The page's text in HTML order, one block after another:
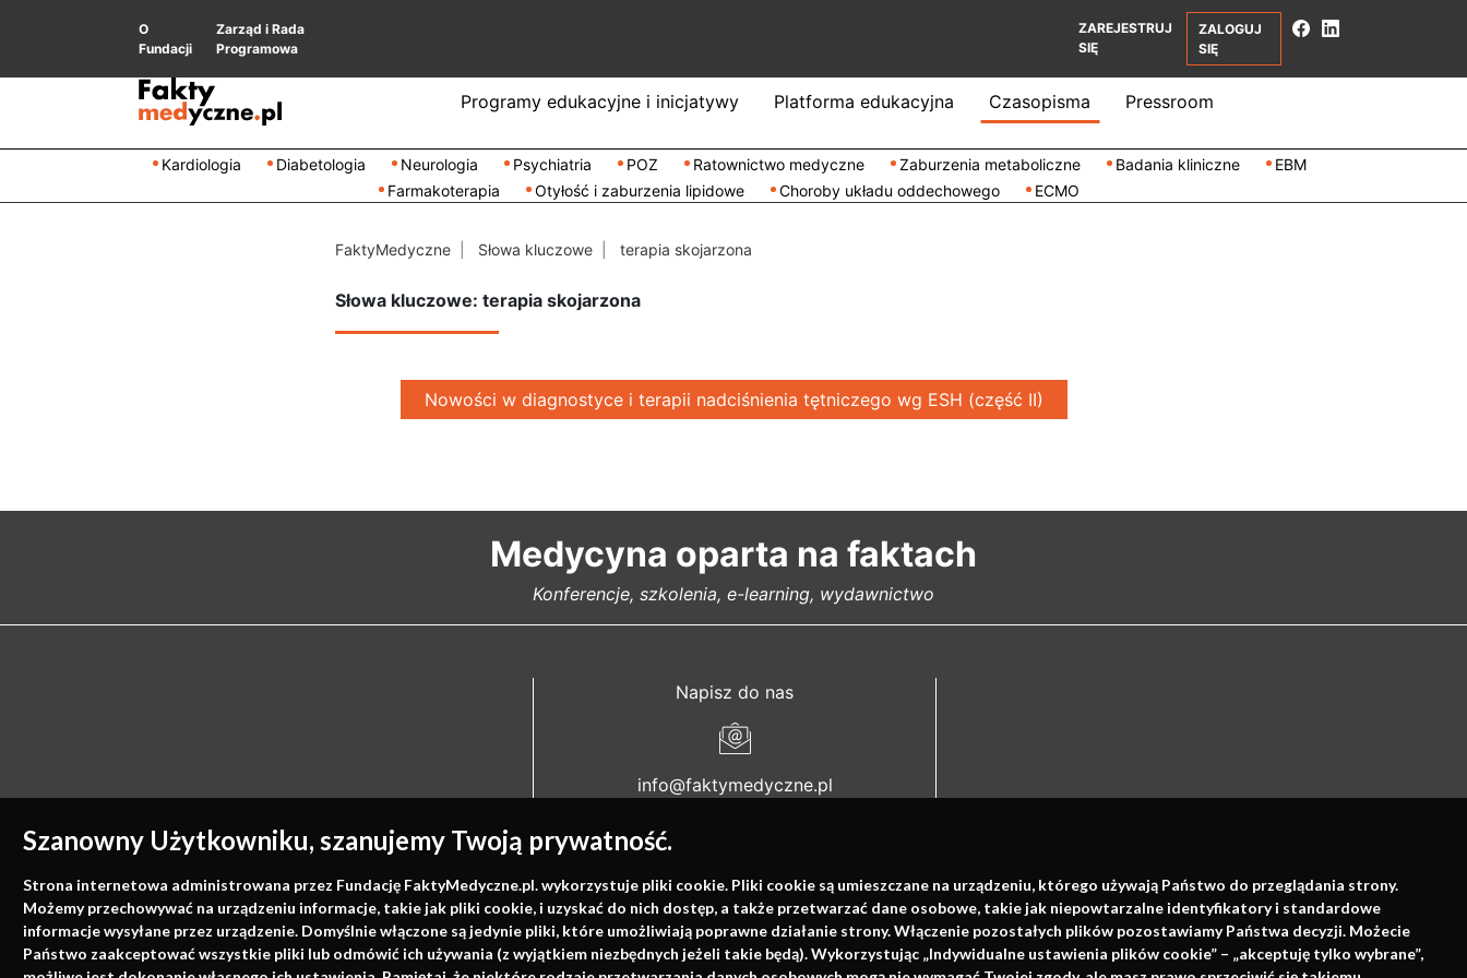
Szanowny Użytkowniku, szanujemy Twoją prywatność.
Strona internetowa administrowana przez Fundację FaktyMedyczne.pl. wykorzystuje pliki cookie. Pliki cookie są umieszczane na urządzeniu, którego używają Państwo do przeglądania strony.
Możemy przechowywać na urządzeniu informacje, takie jak pliki cookie, i uzyskać do nich dostęp, a także przetwarzać dane osobowe, takie jak niepowtarzalne identyfikatory i standardowe
informacje wysyłane przez urządzenie. Domyślnie włączone są jedynie pliki, które umożliwiają poprawne działanie strony. Włączenie pozostałych plików pozostawiamy Państwa decyzji. Możecie
Państwo zaakceptować wszystkie pliki lub odmówić ich używania (z wyjątkiem niezbędnych jeżeli takie będą). Wykorzystując „Indywidualne ustawienia plików cookie” – „akceptuję tylko wybrane”,
O
Fundacji
Zarząd i Rada
Programowa
ZAREJESTRUJ
SIĘ
ZALOGUJ
SIĘ
Programy edukacyjne i inicjatywy Platforma edukacyjna Czasopisma Pressroom
Kardiologia Diabetologia Neurologia Psychiatria POZ Ratownictwo medyczne Zaburzenia metaboliczne Badania kliniczne
EBM
Farmakoterapia
Otyłość i zaburzenia lipidowe Choroby układu oddechowego ECMO
FaktyMedyczne Słowa kluczowe terapia skojarzona
Słowa kluczowe: terapia skojarzona
Nowości w diagnostyce i terapii nadciśnienia tętniczego wg ESH (część II)
Medycyna oparta na faktach
Konferencje, szkolenia, e-learning, wydawnictwo
Napisz do nas
info@faktymedyczne.pl
Redakcja medyczna:
ul. Wolności 338b
41-800 Zabrze